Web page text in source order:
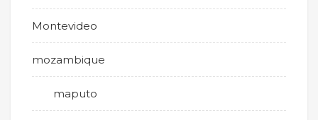
Montevideo
mozambique
maputo